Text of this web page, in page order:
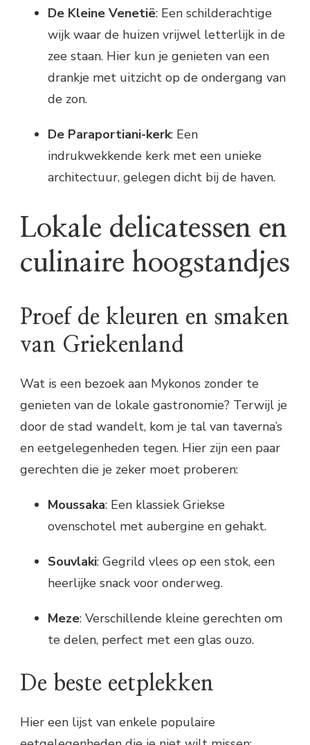
De Kleine Venetië: Een schilderachtige
wijk waar de huizen vrijwel letterlijk in de
zee staan. Hier kun je genieten van een
drankje met uitzicht op de ondergang van
de zon.
De Paraportiani-kerk: Een
indrukwekkende kerk met een unieke
architectuur, gelegen dicht bij de haven.
Lokale delicatessen en
culinaire hoogstandjes
Proef de kleuren en smaken
van Griekenland
Wat is een bezoek aan Mykonos zonder te
genieten van de lokale gastronomie? Terwijl je
door de stad wandelt, kom je tal van taverna’s
en eetgelegenheden tegen. Hier zijn een paar
gerechten die je zeker moet proberen:
Moussaka: Een klassiek Griekse
ovenschotel met aubergine en gehakt.
Souvlaki: Gegrild vlees op een stok, een
heerlijke snack voor onderweg.
Meze: Verschillende kleine gerechten om
te delen, perfect met een glas ouzo.
De beste eetplekken
Hier een lijst van enkele populaire